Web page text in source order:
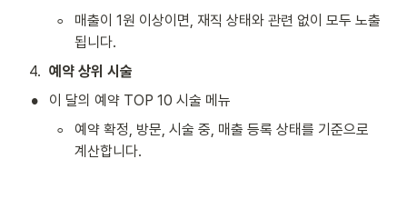
◦
매출이 1원 이상이면, 재직 상태와 관련 없이 모두 노출
됩니다.
4. 예약 상위 시술
• 이 달의 예약 TOP 10 시술 메뉴
◦
예약 확정, 방문, 시술 중, 매출 등록 상태를 기준으로
계산합니다.